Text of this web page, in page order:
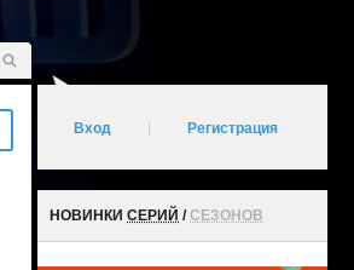
Вход Регистрация
НОВИНКИ СЕРИЙ /СЕЗОНОВ